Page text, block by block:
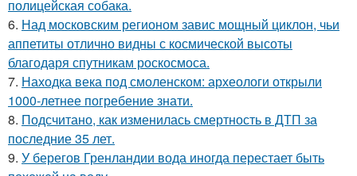
полицейская собака.
6. Над московским регионом завис мощный циклон, чьи
аппетиты отлично видны с космической высоты
благодаря спутникам роскосмоса.
7. Находка века под смоленском: археологи открыли
1000-летнее погребение знати.
8. Подсчитано, как изменилась смертность в ДТП за
последние 35 лет.
9. У берегов Гренландии вода иногда перестает быть